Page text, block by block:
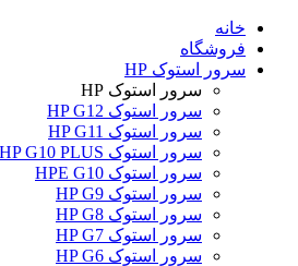
خانه
فروشگاه
سرور استوک HP
سرور استوک HP
سرور استوک HP G12
سرور استوک HP G11
سرور استوک HP G10 PLUS
سرور استوک HPE G10
سرور استوک HP G9
سرور استوک HP G8
سرور استوک HP G7
سرور استوک HP G6